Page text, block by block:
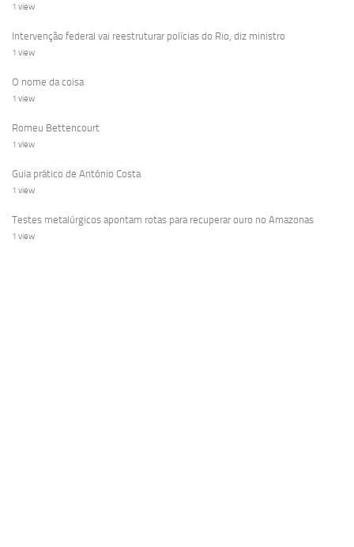
1 view
Intervenção federal vai reestruturar polícias do Rio, diz ministro
1 view
O nome da coisa
1 view
Romeu Bettencourt
1 view
Guia prático de António Costa
1 view
Testes metalúrgicos apontam rotas para recuperar ouro no Amazonas
1 view